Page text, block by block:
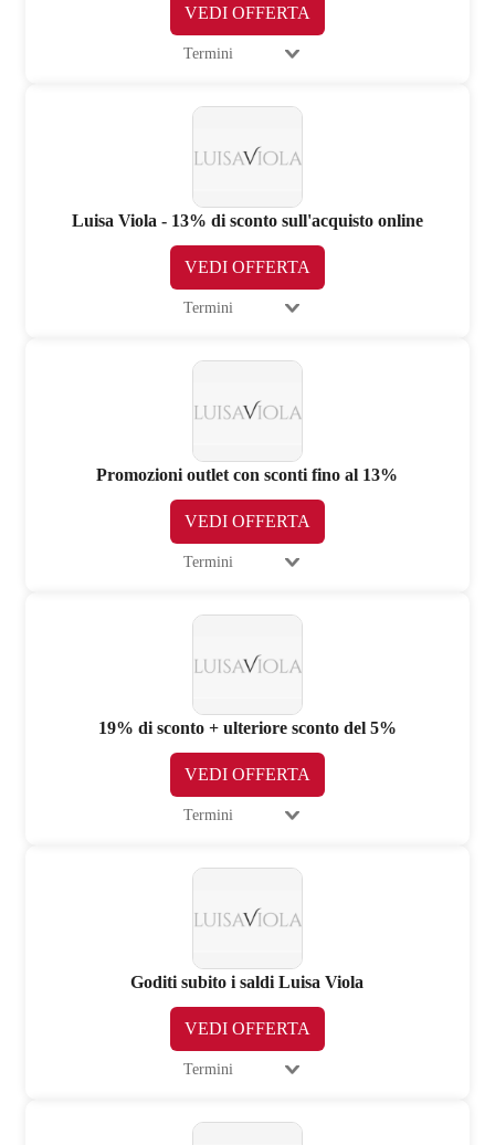
VEDI OFFERTA
Termini
Luisa Viola - 13% di sconto sull'acquisto online
VEDI OFFERTA
Termini
Promozioni outlet con sconti fino al 13%
VEDI OFFERTA
Termini
19% di sconto + ulteriore sconto del 5%
VEDI OFFERTA
Termini
Goditi subito i saldi Luisa Viola
VEDI OFFERTA
Termini